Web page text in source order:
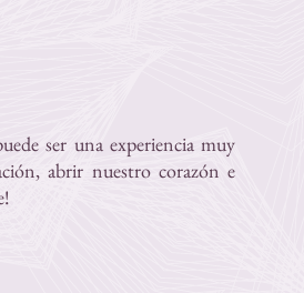
ser una experiencia muy
abrir nuestro corazón e